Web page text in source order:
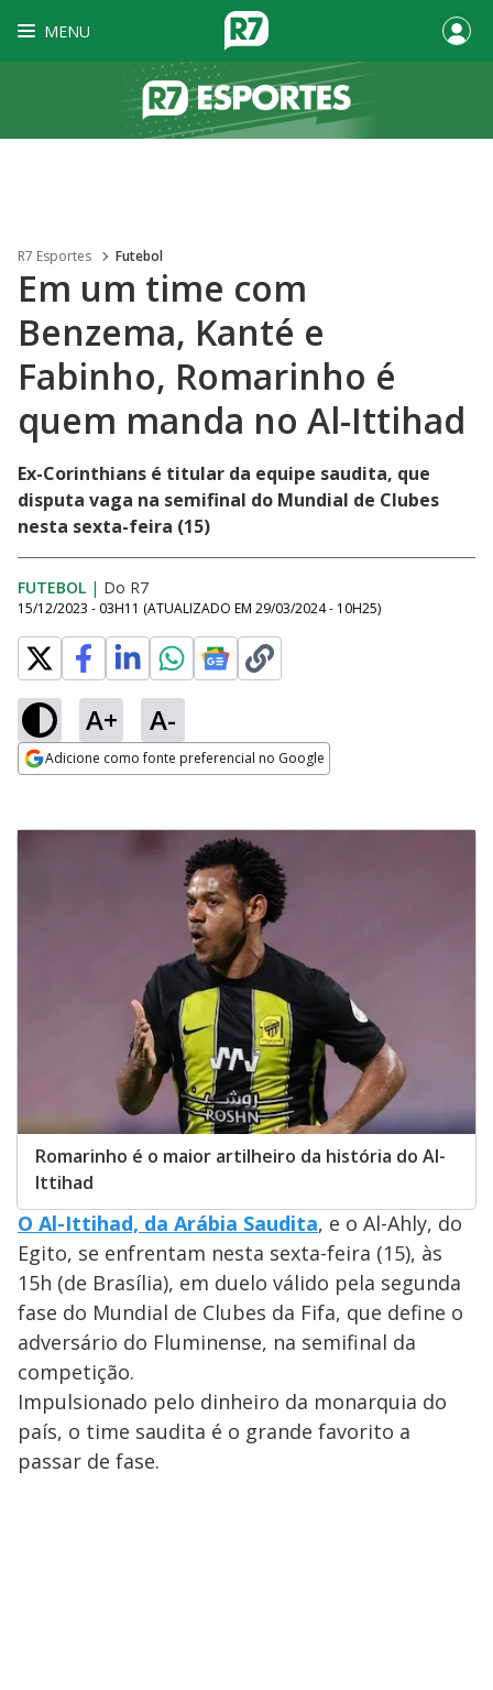
MENU
R7 Esportes Futebol
Em um time com
Benzema, Kanté e
Fabinho, Romarinho é
quem manda no Al-Ittihad
Ex-Corinthians é titular da equipe saudita, que
disputa vaga na semifinal do Mundial de Clubes
nesta sexta-feira (15)
FUTEBOL | Do R7
15/12/2023 - 03H11 (ATUALIZADO EM 29/03/2024 - 10H25)
A+ A-
Adicione como fonte preferencial no Google
Romarinho é o maior artilheiro da história do Al-
Ittihad
O Al-Ittihad, da Arábia Saudita, e o Al-Ahly, do
Egito, se enfrentam nesta sexta-feira (15), às
15h (de Brasília), em duelo válido pela segunda
fase do Mundial de Clubes da Fifa, que define o
adversário do Fluminense, na semifinal da
competição.
Impulsionado pelo dinheiro da monarquia do
país, o time saudita é o grande favorito a
passar de fase.